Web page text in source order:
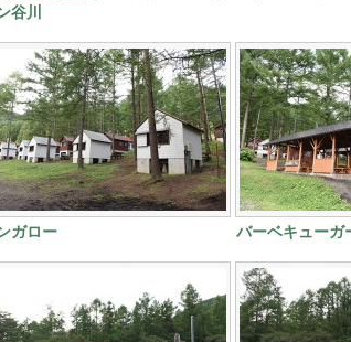
谷川
ガロー バーベキューガ